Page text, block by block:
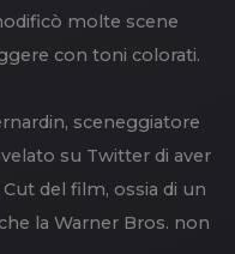
molte scene
con toni colorati.
sceneggiatore
su Twitter di aver
del film, ossia di un
la Warner Bros. non